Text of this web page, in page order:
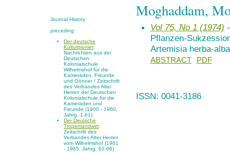
Journal History
preceding:
Der deutsche
Kulturpionier:
Nachrichten aus der
Deutschen
Kolonialschule
Wilhelmshof für die
Kameraden, Freunde
und Gönner / Zeitschrift
des Verbandes Alter
Herren der Deutschen
Kolonialschule für die
Kameraden und
Freunde (1900 - 1960,
Jahrg. 1-61)
Der Deutsche
Tropenlandwirt:
Zeitschrift des
Verbandes Alter Herren
vom Wilhelmshof (1961
- 1965, Jahrg. 62-66)
Moghaddam,
Vol 75, No 1 (1974)
Pflanzen-
Artemisia herba-
ABSTRACT PDF
ISSN: 0041-3186